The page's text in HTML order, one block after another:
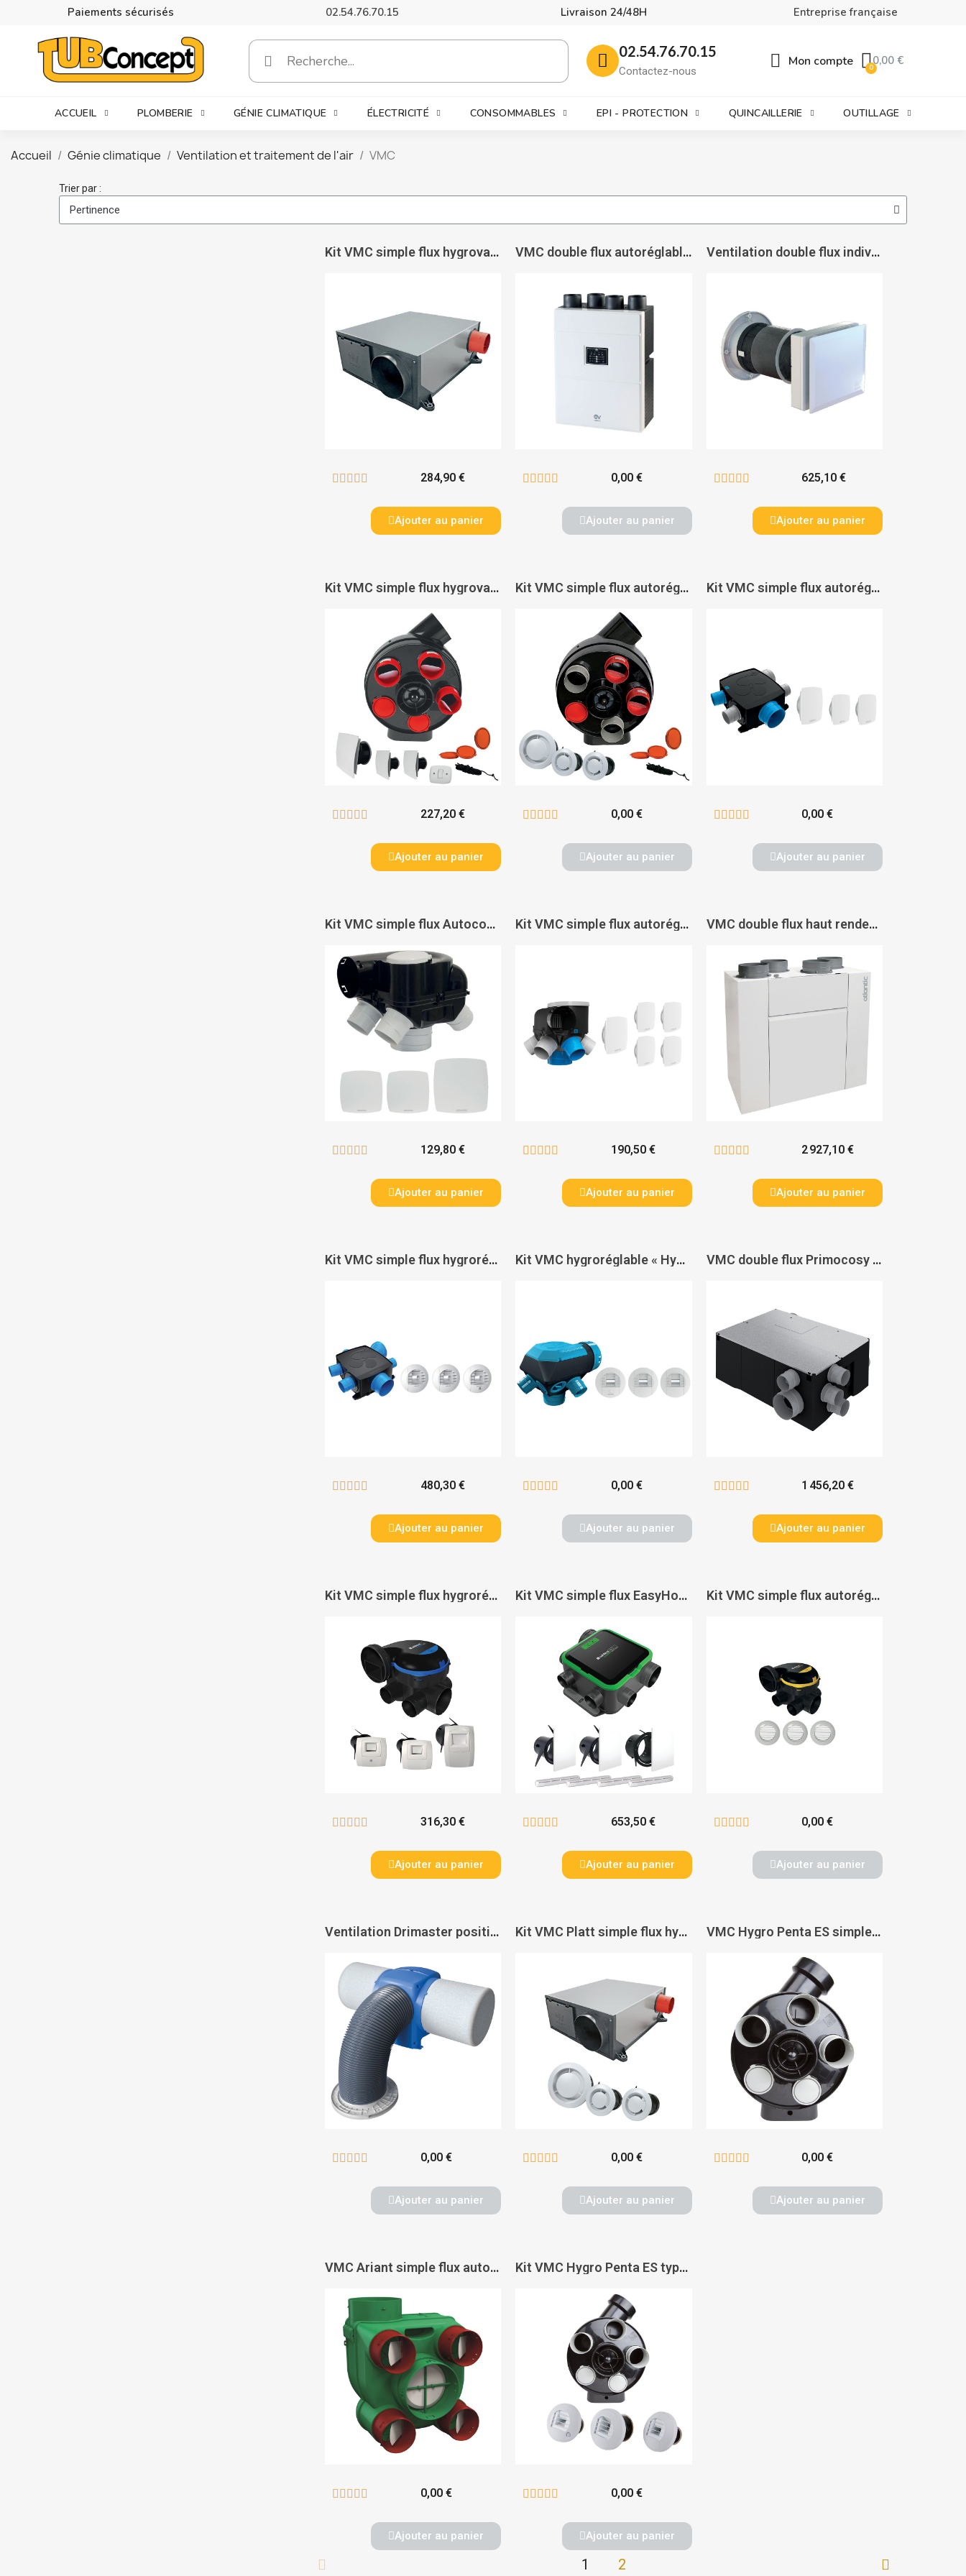
Paiements sécurisés 02.54.76.70.15 Livraison 24/48H Entreprise française
02.54.76.70.15
Contactez-nous
Mon compte 0,00 €
ACCUEIL PLOMBERIE GÉNIE CLIMATIQUE ÉLECTRICITÉ CONSOMMABLES EPI - PROTECTION QUINCAILLERIE OUTILLAGE
Accueil Génie climatique Ventilation et traitement de l'air VMC
Trier par :
Kit VMC simple flux hygrovariable extra-plat Platt HCS - VORTICE
     284,90 €
Ajouter au panier
VMC double flux autoréglable Neti - VORTICE
     0,00 €
Ajouter au panier
Ventilation double flux individuelle hygrovariable HRW Mono Evo - VORTICE
     625,10 €
Ajouter au panier
Kit VMC simple flux hygrovariable Penta HCS - VORTICE
     227,20 €
Ajouter au panier
Kit VMC simple flux autoréglable Penta - VORTICE
     0,00 €
Ajouter au panier
Kit VMC simple flux autoréglable Autocosy iH Flex - ATLANTIC
     0,00 €
Ajouter au panier
Kit VMC simple flux Autocosy - ATLANTIC
     129,80 €
Ajouter au panier
Kit VMC simple flux autoréglable Autocosy iH - ATLANTIC
     190,50 €
Ajouter au panier
VMC double flux haut rendement Optimocosy HR Access - ATLANTIC
     2 927,10 €
Ajouter au panier
Kit VMC simple flux hygroréglable Hygrocosy - ATLANTIC
     480,30 €
Ajouter au panier
Kit VMC hygroréglable « Hygrocosy » 2 - ATLANTIC
     0,00 €
Ajouter au panier
VMC double flux Primocosy HR BP - ATLANTIC
     1 456,20 €
Ajouter au panier
Kit VMC simple flux hygroréglable EasyHome Hygro Classic - ALDES
     316,30 €
Ajouter au panier
Kit VMC simple flux EasyHome PureAir Compact Classic - ALDES
     653,50 €
Ajouter au panier
Kit VMC simple flux autoréglable EasyHome Auto + BIP - ALDES
     0,00 €
Ajouter au panier
Ventilation Drimaster positive par insufflation - AXELAIR
     0,00 €
Ajouter au panier
Kit VMC Platt simple flux hygrovariable extra-plate avec bouches - AXELAIR
     0,00 €
Ajouter au panier
VMC Hygro Penta ES simple flux hygroréglable très basse consommation - AXELAIR
     0,00 €
Ajouter au panier
VMC Ariant simple flux autoréglable suspendue basse consommation - AXELAIR
     0,00 €
Ajouter au panier
Kit VMC Hygro Penta ES type B simple flux hygroréglable avec bouches piles T5 - AXELAIR
     0,00 €
Ajouter au panier
1 2